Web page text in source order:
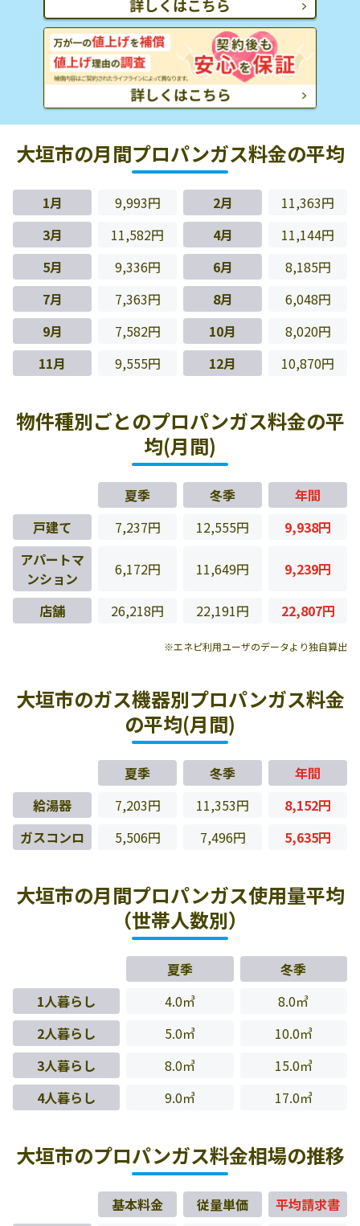
大垣市の月間プロパンガス料金の平均
1月 9,993円 2月
11,363円
3月
11,582円 4月
11,144円
5月
9,336円 6月
8,185円
7月
7,363円 8月
6,048円
9月
7,582円 10月
8,020円
11月
9,555円 12月 10,870円
物件種別ごとのプロパンガス料金の平
均(月間)
夏季 冬季
年間
戸建て
7,237円 12,555円
9,938円
アパートマ
ンション
6,172円 11,649円 9,239円
店舗 26,218円 22,191円 22,807円
※エネピ利用ユーザのデータより独自算出
大垣市のガス機器別プロパンガス料金
の平均(月間)
夏季 冬季
年間
給湯器
7,203円 11,353円
8,152円
ガスコンロ
5,506円 7,496円 5,635円
大垣市の月間プロパンガス使用量平均
（世帯人数別）
夏季
冬季
1人暮らし
4.0㎥
8.0㎥
2人暮らし
5.0㎥
10.0㎥
3人暮らし
8.0㎥
15.0㎥
4人暮らし
9.0㎥ 17.0㎥
大垣市のプロパンガス料金相場の推移
基本料金 従量単価
平均請求書